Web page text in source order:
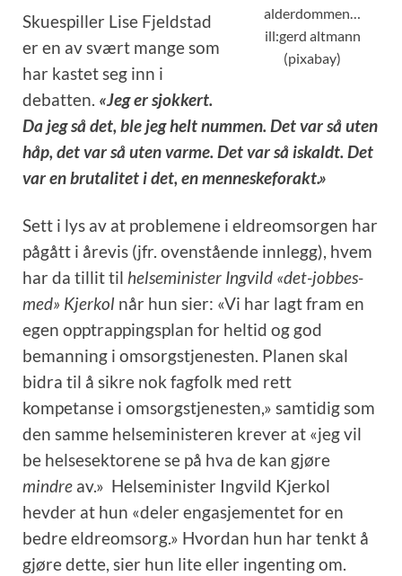
alderdommen…
ill:gerd altmann
(pixabay)
Skuespiller Lise Fjeldstad
er en av svært mange som
har kastet seg inn i
debatten. «Jeg er sjokkert.
Da jeg så det, ble jeg helt nummen. Det var så uten
håp, det var så uten varme. Det var så iskaldt. Det
var en brutalitet i det, en menneskeforakt.»
Sett i lys av at problemene i eldreomsorgen har
pågått i årevis (jfr. ovenstående innlegg), hvem
har da tillit til helseminister Ingvild «det-jobbes-
med» Kjerkol når hun sier: «Vi har lagt fram en
egen opptrappingsplan for heltid og god
bemanning i omsorgstjenesten. Planen skal
bidra til å sikre nok fagfolk med rett
kompetanse i omsorgstjenesten,» samtidig som
den samme helseministeren krever at «jeg vil
be helsesektorene se på hva de kan gjøre
mindre av.» Helseminister Ingvild Kjerkol
hevder at hun «deler engasjementet for en
bedre eldreomsorg.» Hvordan hun har tenkt å
gjøre dette, sier hun lite eller ingenting om.